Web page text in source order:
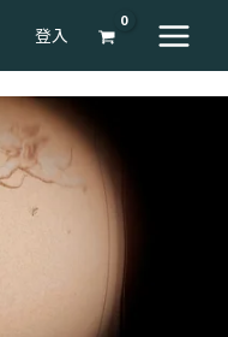
登入